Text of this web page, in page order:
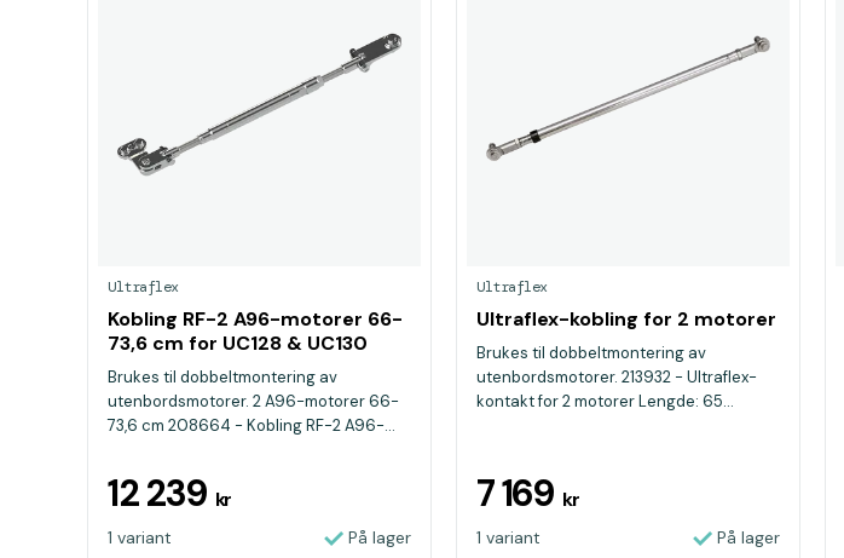
Ultraflex
Kobling RF-2 A96-motorer 66-
73,6 cm for UC128 & UC130
Brukes til dobbeltmontering av
utenbordsmotorer. 2 A96-motorer 66-
73,6 cm 208664 - Kobling RF-2 A96-...
12 239 kr
1 variant På lager
Ultraflex
Ultraflex-kobling for 2 motorer
Brukes til dobbeltmontering av
utenbordsmotorer. 213932 - Ultraflex-
kontakt for 2 motorer Lengde: 65...
7 169 kr
1 variant På lager